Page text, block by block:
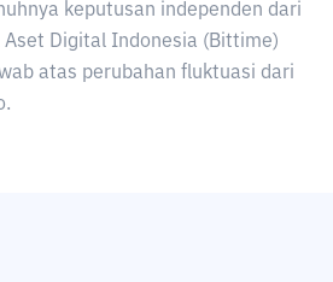
keputusan independen dari
Aset Digital Indonesia (Bittime)
atas perubahan fluktuasi dari